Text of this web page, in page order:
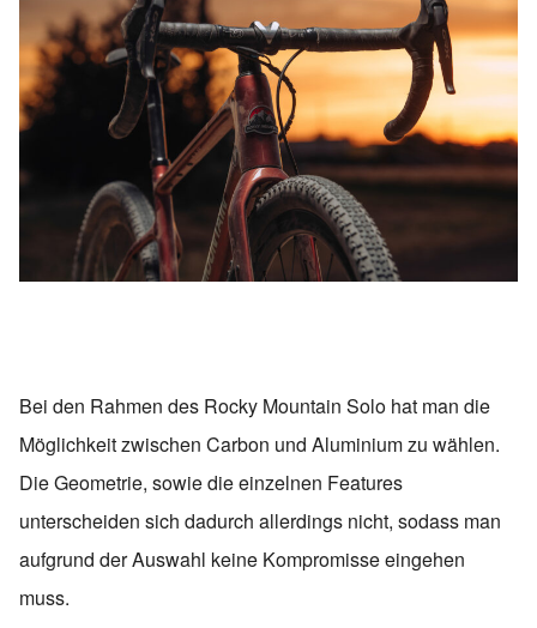
Bei den Rahmen des Rocky Mountain Solo hat man die
Möglichkeit zwischen Carbon und Aluminium zu wählen.
Die Geometrie, sowie die einzelnen Features
unterscheiden sich dadurch allerdings nicht, sodass man
aufgrund der Auswahl keine Kompromisse eingehen
muss.